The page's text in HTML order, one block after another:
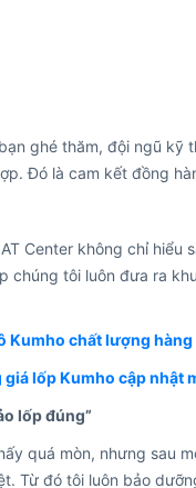
ghé thăm, đội ngũ kỹ
Đó là cam kết đồng
Center không chỉ hiểu
tôi luôn đưa ra
Kumho chất lượng hàng
lốp Kumho cập nhật
lốp đúng”
quá mòn, nhưng sau
Từ đó tôi luôn bảo